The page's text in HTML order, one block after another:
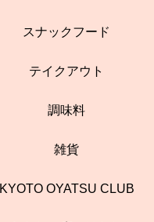
スナックフード
テイクアウト
調味料
雑貨
KYOTO OYATSU CLUB